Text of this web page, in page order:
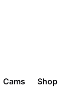
Cams Shop